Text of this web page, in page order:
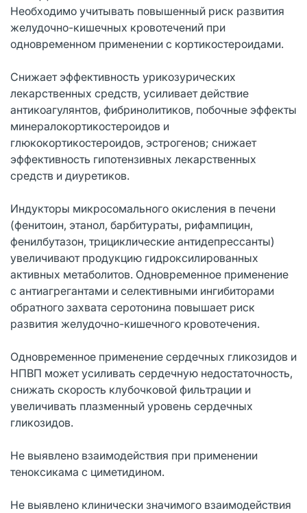
Необходимо учитывать повышенный риск развития
желудочно-кишечных кровотечений при
одновременном применении с кортикостероидами.
Снижает эффективность урикозурических
лекарственных средств, усиливает действие
антикоагулянтов, фибринолитиков, побочные эффекты
минералокортикостероидов и
глюкокортикостероидов, эстрогенов; снижает
эффективность гипотензивных лекарственных
средств и диуретиков.
Индукторы микросомального окисления в печени
(фенитоин, этанол, барбитураты, рифампицин,
фенилбутазон, трициклические антидепрессанты)
увеличивают продукцию гидроксилированных
активных метаболитов. Одновременное применение
с антиагрегантами и селективными ингибиторами
обратного захвата серотонина повышает риск
развития желудочно-кишечного кровотечения.
Одновременное применение сердечных гликозидов и
НПВП может усиливать сердечную недостаточность,
снижать скорость клубочковой фильтрации и
увеличивать плазменный уровень сердечных
гликозидов.
Не выявлено взаимодействия при применении
теноксикама с циметидином.
Не выявлено клинически значимого взаимодействия